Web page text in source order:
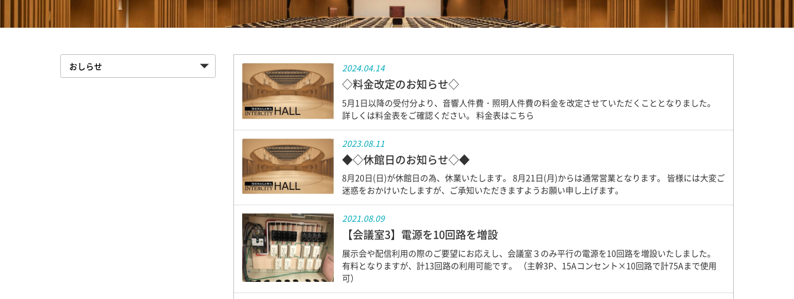
＆
議
室
2024.04.14
◇料金改定のお知らせ◇
5月1日以降の受付分より、音響人件費・照明人件費の料金を改定させていただくこととなりました。
詳しくは料金表をご確認ください。 料金表はこちら
2023.08.11
◆◇休館日のお知らせ◇◆
8月20日(日)が休館日の為、休業いたします。 8月21日(月)からは通常営業となります。 皆様には大変ご
迷惑をおかけいたしますが、ご承知いただきますようお願い申し上げます。
2021.08.09
【会議室3】電源を10回路を増設
展示会や配信利用の際のご要望にお応えし、会議室３のみ平行の電源を10回路を増設いたしました。
有料となりますが、計13回路の利用可能です。 （主幹3P、15Aコンセント×10回路で計75Aまで使用
可）